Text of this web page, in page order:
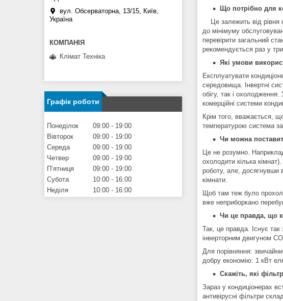
Що потрібно для
Це залежить від рівня
до мінімуму
перевірити загальний
рекомендується раз у
Які умови
Експлуатувати
середовища. Інвертні
обігу, так і
комерційні системи
Крім того, вважається,
температурою система
Чи можна
Це не розумно.
охолодити кілька
роботу, але, досягнувши
кімнати.
Щоб там теж було
вже неприборкано
Чи це правда, що
Так, це правда. Існує так
інверторним двигуном
Для порівняння:
добру економію: 1 кВт
Скажіть, які
Зараз у кондиціонерах
антивірусні фільтри
вул. Обсерваторна, 13/15, Київ,
Україна
Клімат Техніка
Графік роботи
Понеділок 09:00
19:00
Вівторок
09:00
19:00
Середа
09:00
19:00
Четвер
09:00
19:00
Пʼятниця
09:00
19:00
Субота
10:00
16:00
Неділя
10:00 16:00